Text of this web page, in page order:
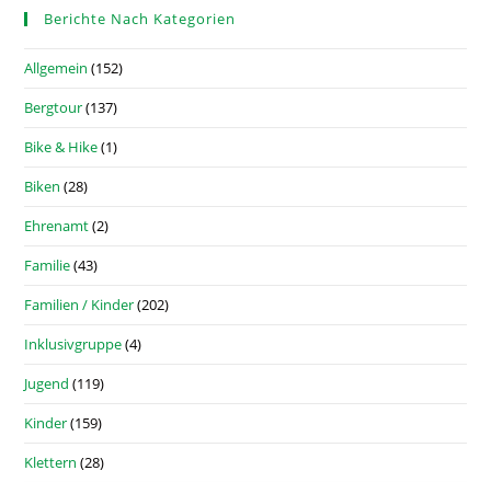
Berichte Nach Kategorien
Allgemein (152)
Bergtour(137)
Bike & Hike(1)
Biken (28)
Ehrenamt(2)
Familie(43)
Familien / Kinder(202)
Inklusivgruppe(4)
Jugend (119)
Kinder(159)
Klettern (28)